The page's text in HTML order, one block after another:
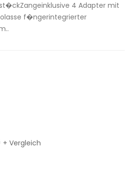
4 Adapter mit
f�ngerintegrierter
+ Vergleich